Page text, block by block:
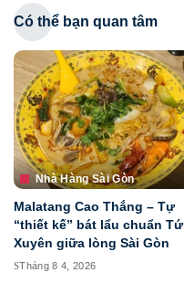
Có thể bạn quan tâm
Nhà Hàng Sài Gòn
Malatang Cao Thắng – Tự
“thiết kế” bát lẩu chuẩn Tứ
Xuyên giữa lòng Sài Gòn
Tháng 8 4, 2026